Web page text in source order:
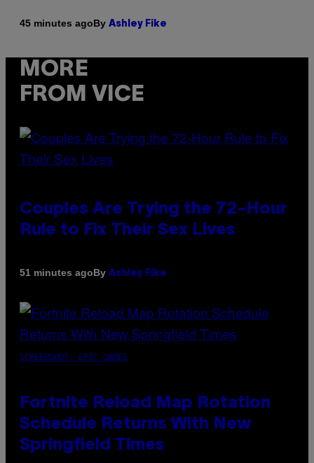
45 minutes agoBy Ashley Fike
MORE
FROM VICE
Couples Are Trying the 72-Hour
Rule to Fix Their Sex Lives
51 minutes agoBy Ashley Fike
SCREENSHOT: EPIC GAMES
Fortnite Reload Map Rotation
Schedule Returns With New
Springfield Times